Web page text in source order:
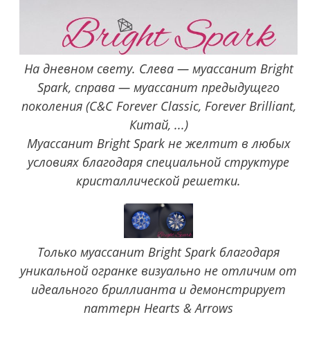
На дневном свету. Слева — муассанит Bright
Spark, справа — муассанит предыдущего
поколения (C&C Forever Classic, Forever Brilliant,
Китай, ...)
Муассанит Bright Spark не желтит в любых
условиях благодаря специальной структуре
кристаллической решетки.
Только муассанит Bright Spark благодаря
уникальной огранке визуально не отличим от
идеального бриллианта и демонстрирует
паттерн Hearts & Arrows